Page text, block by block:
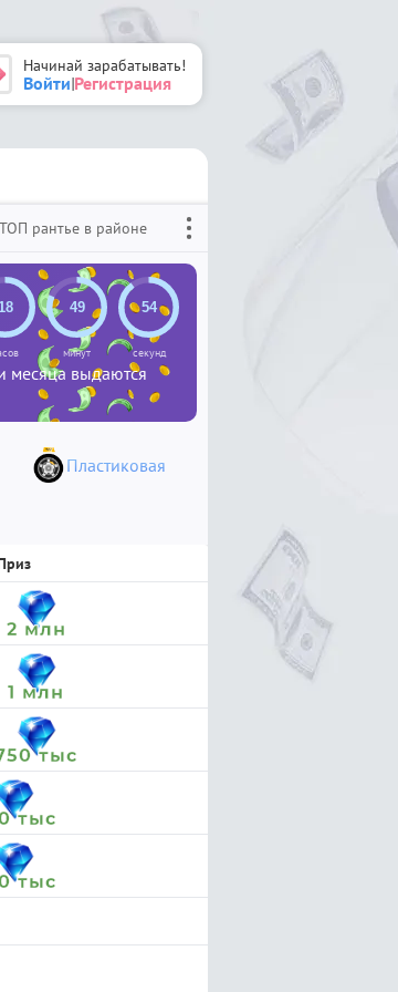
Начинай зарабатывать!
Войти|Регистрация
ТОП рантье в районе
минут секунд
месяца выдаются
Пластиковая
2 млн
1 млн
тыс
тыс
тыс